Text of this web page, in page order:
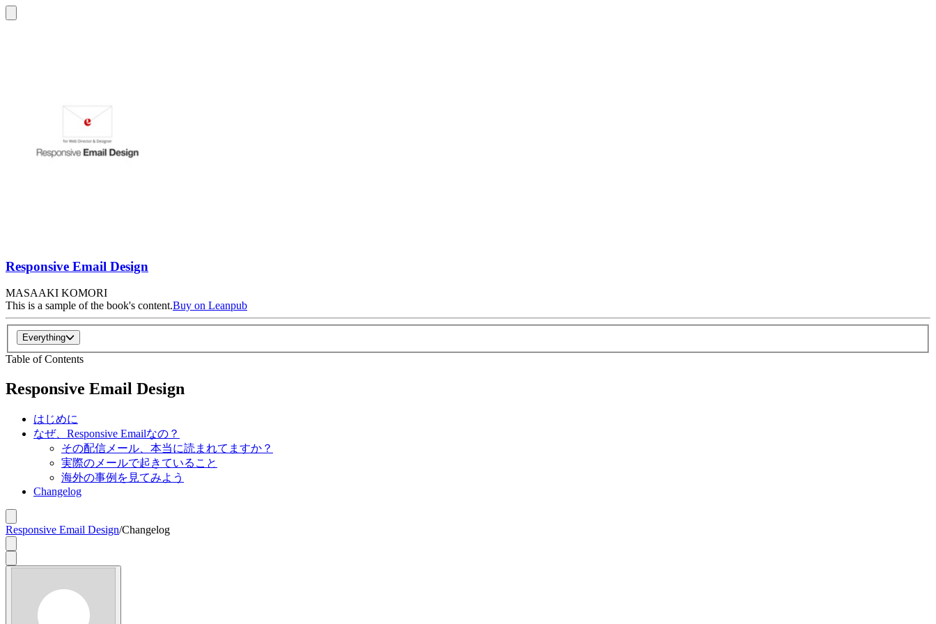
Responsive Email Design
MASAAKI KOMORI
This is a sample of the book's content.Buy on Leanpub
Everything
Table of Contents
Responsive Email Design
はじめに
なぜ、Responsive Emailなの？
その配信メール、本当に読まれてますか？
実際のメールで起きていること
海外の事例を見てみよう
Changelog
Responsive Email Design/Changelog